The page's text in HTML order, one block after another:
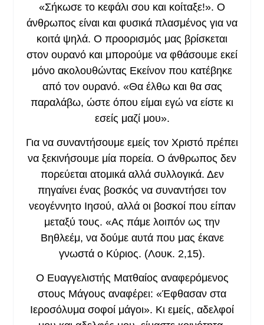
«Σήκωσε το κεφάλι σου και κοίταξε!». Ο
άνθρωπος είναι και φυσικά πλασμένος για να
κοιτά ψηλά. Ο προορισμός μας βρίσκεται
στον ουρανό και μπορούμε να φθάσουμε εκεί
μόνο ακολουθώντας Εκείνον που κατέβηκε
από τον ουρανό. «Θα έλθω και θα σας
παραλάβω, ώστε όπου είμαι εγώ να είστε κι
εσείς μαζί μου».
Για να συναντήσουμε εμείς τον Χριστό πρέπει
να ξεκινήσουμε μία πορεία. Ο άνθρωπος δεν
πορεύεται ατομικά αλλά συλλογικά. Δεν
πηγαίνει ένας βοσκός να συναντήσει τον
νεογέννητο Ιησού, αλλά οι βοσκοί που είπαν
μεταξύ τους. «Ας πάμε λοιπόν ως την
Βηθλεέμ, να δούμε αυτά που μας έκανε
γνωστά ο Κύριος. (Λουκ. 2,15).
Ο Ευαγγελιστής Ματθαίος αναφερόμενος
στους Μάγους αναφέρει: «Έφθασαν στα
Ιεροσόλυμα σοφοί μάγοι». Κι εμείς, αδελφοί